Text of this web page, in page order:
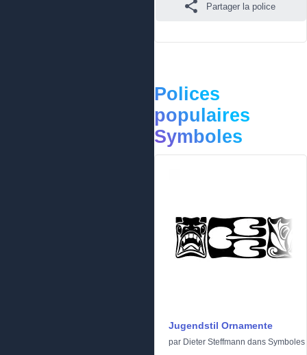
Partager la police
Polices
populaires
Symboles
Jugendstil Ornamente
par Dieter Steffmann dans Symboles